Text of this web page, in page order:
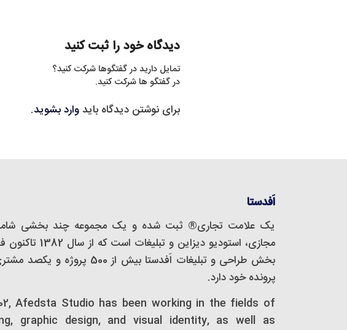
دیدگاه خود را ثبت کنید
تمایل دارید در گفتگوها شرکت کنید؟
در گفتگو ها شرکت کنید.
برای نوشتن دیدگاه بایدوارد بشوید.
اَفدستا
یک علامت تجاری® ثبت شده و یک مجموعه‌ چند بخشی
مجازی، استودیو دیزاین و
بخش طراحی و تبلیغات اَفدستا بیش از 500
پرونده خود دارد.
Afedsta Studio has been working in the fields of
graphic design, and visual identity, as well as